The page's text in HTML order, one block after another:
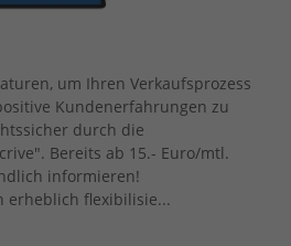
um Ihren Verkaufsprozess
Kundenerfahrungen zu
durch die
Bereits ab 15.- Euro/mtl.
informieren!
erheblich flexibilisie...